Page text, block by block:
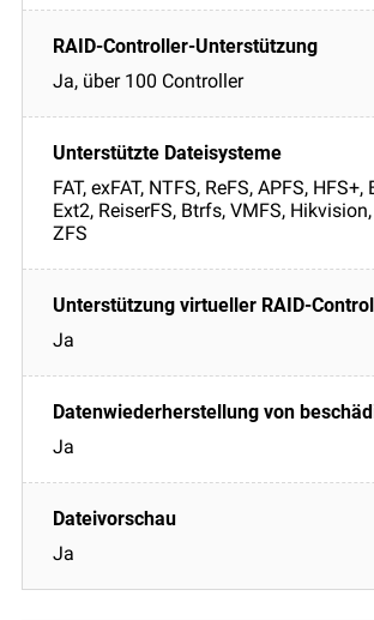
Ja, über 100 Controller
FAT, exFAT, NTFS, ReFS, APFS, HFS+,
Ext2, ReiserFS, Btrfs, VMFS, Hikvision,
ZFS
Ja
Ja
Ja